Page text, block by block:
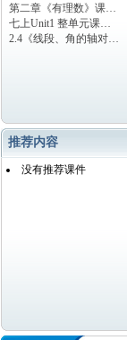
第二章《有理数》课…
七上Unit1 整单元课…
2.4《线段、角的轴对…
推荐内容
没有推荐课件